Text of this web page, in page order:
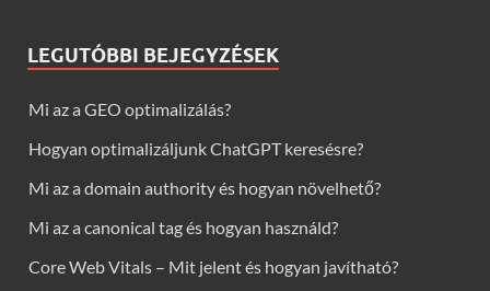
LEGUTÓBBI BEJEGYZÉSEK
Mi az a GEO optimalizálás?
Hogyan optimalizáljunk ChatGPT keresésre?
Mi az a domain authority és hogyan növelhető?
Mi az a canonical tag és hogyan használd?
Core Web Vitals – Mit jelent és hogyan javítható?